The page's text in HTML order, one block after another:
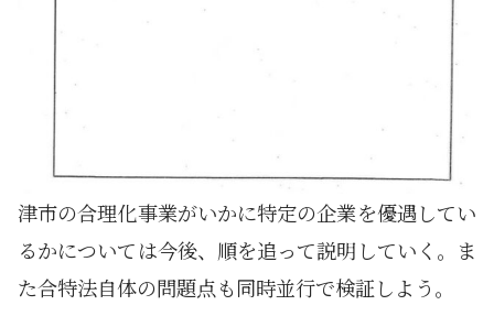
津市の合理化事業がいかに特定の企業を優遇してい
るかについては今後、順を追って説明していく。ま
た合特法自体の問題点も同時並行で検証しよう。